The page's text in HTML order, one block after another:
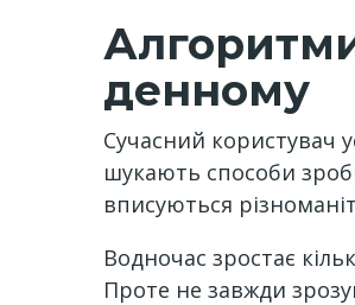
денному
Сучасний користувач
шукають способи
вписуються
Водночас зростає
Проте не завжди